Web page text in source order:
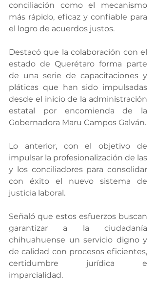
conciliación como el mecanismo
más rápido, eficaz y confiable para
el logro de acuerdos justos.
Destacó que la colaboración con el
estado de Querétaro forma parte
de una serie de capacitaciones y
pláticas que han sido impulsadas
desde el inicio de la administración
estatal por encomienda de la
Gobernadora Maru Campos Galván.
Lo anterior, con el objetivo de
impulsar la profesionalización de las
y los conciliadores para consolidar
con éxito el nuevo sistema de
justicia laboral.
Señaló que estos esfuerzos buscan
garantizar a la ciudadanía
chihuahuense un servicio digno y
de calidad con procesos eficientes,
certidumbre jurídica e
imparcialidad.